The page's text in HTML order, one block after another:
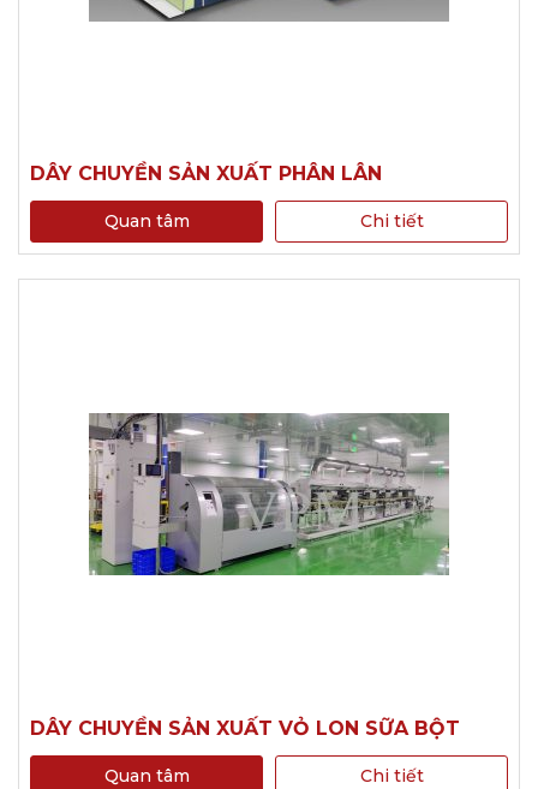
DÂY CHUYỀN SẢN XUẤT PHÂN LÂN
Quan tâm Chi tiết
DÂY CHUYỀN SẢN XUẤT VỎ LON SỮA BỘT
Quan tâm Chi tiết